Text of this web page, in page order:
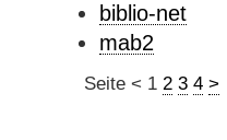
biblio-net
mab2
Seite < 1 2 3 4 >